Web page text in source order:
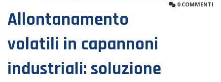
0 COMMENTI
Allontanamento
volatili in capannoni
industriali: soluzione